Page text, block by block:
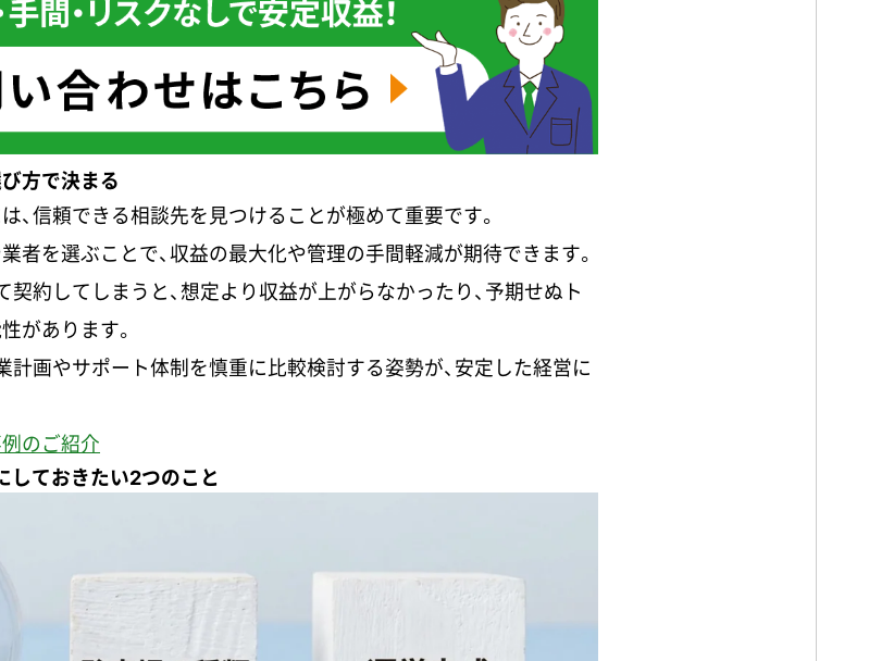
方で決まる
、信頼できる相談先を見つけることが極めて重要です。
者を選ぶことで、収益の最大化や管理の手間軽減が期待できます。
契約してしまうと、想定より収益が上がらなかったり、予期せぬト
があります。
計画やサポート体制を慎重に比較検討する姿勢が、安定した経営に
のご紹介
しておきたい2つのこと